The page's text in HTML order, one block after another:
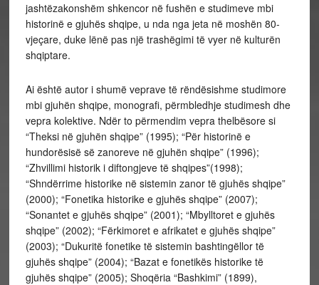
jashtëzakonshëm shkencor në fushën e studimeve mbi
historinë e gjuhës shqipe, u nda nga jeta në moshën 80-
vjeçare, duke lënë pas një trashëgimi të vyer në kulturën
shqiptare.
Ai është autor i shumë veprave të rëndësishme studimore
mbi gjuhën shqipe, monografi, përmbledhje studimesh dhe
vepra kolektive. Ndër to përmendim vepra thelbësore si
“Theksi në gjuhën shqipe” (1995); “Për historinë e
hundorësisë së zanoreve në gjuhën shqipe” (1996);
“Zhvillimi historik i diftongjeve të shqipes”(1998);
“Shndërrime historike në sistemin zanor të gjuhës shqipe”
(2000); “Fonetika historike e gjuhës shqipe” (2007);
“Sonantet e gjuhës shqipe” (2001); “Mbylltoret e gjuhës
shqipe” (2002); “Fërkimoret e afrikatet e gjuhës shqipe”
(2003); “Dukuritë fonetike të sistemin bashtingëllor të
gjuhës shqipe” (2004); “Bazat e fonetikës historike të
gjuhës shqipe” (2005); Shoqëria “Bashkimi” (1899),